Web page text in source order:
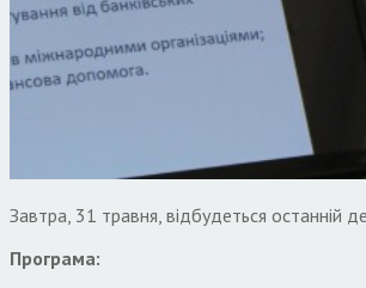
Завтра, 31 травня, відбудеться останній
Програма: